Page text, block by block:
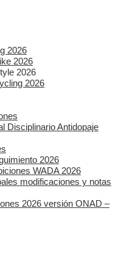
2026
2026
2026
2026
Disciplinario Antidopaje
2026
WADA 2026
modificaciones y notas
2026 versión ONAD –